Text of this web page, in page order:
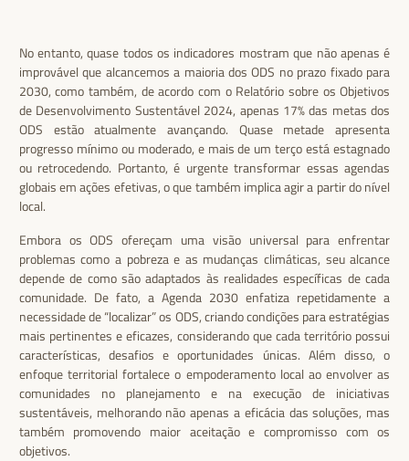
No entanto, quase todos os indicadores mostram que não apenas é
improvável que alcancemos a maioria dos ODS no prazo fixado para
2030, como também, de acordo com o Relatório sobre os Objetivos
de Desenvolvimento Sustentável 2024, apenas 17% das metas dos
ODS estão atualmente avançando. Quase metade apresenta
progresso mínimo ou moderado, e mais de um terço está estagnado
ou retrocedendo. Portanto, é urgente transformar essas agendas
globais em ações efetivas, o que também implica agir a partir do nível
local.
Embora os ODS ofereçam uma visão universal para enfrentar
problemas como a pobreza e as mudanças climáticas, seu alcance
depende de como são adaptados às realidades específicas de cada
comunidade. De fato, a Agenda 2030 enfatiza repetidamente a
necessidade de “localizar” os ODS, criando condições para estratégias
mais pertinentes e eficazes, considerando que cada território possui
características, desafios e oportunidades únicas. Além disso, o
enfoque territorial fortalece o empoderamento local ao envolver as
comunidades no planejamento e na execução de iniciativas
sustentáveis, melhorando não apenas a eficácia das soluções, mas
também promovendo maior aceitação e compromisso com os
objetivos.